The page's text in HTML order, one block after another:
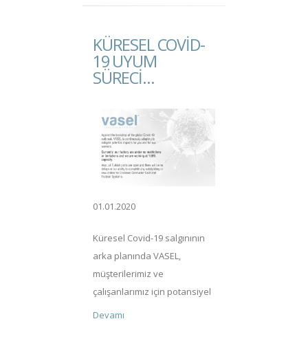
KÜRESEL COVID-
19 UYUM
SÜRECI…
01.01.2020
Küresel Covid-19 salgınının
arka planında VASEL,
müşterilerimiz ve
çalışanlarımız için potansiyel
etkileri azaltmak için sürekli
Devamı